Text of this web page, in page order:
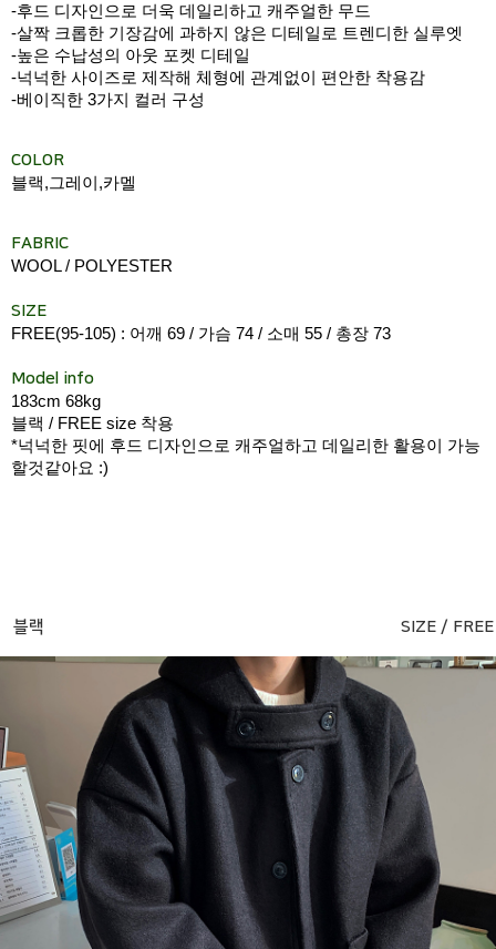
-후드 디자인으로 더욱 데일리하고 캐주얼한 무드
-살짝 크롭한 기장감에 과하지 않은 디테일로 트렌디한 실루엣
-높은 수납성의 아웃 포켓 디테일
-넉넉한 사이즈로 제작해 체형에 관계없이 편안한 착용감
-베이직한 3가지 컬러 구성
COLOR
블랙,그레이,카멜
FABRIC
WOOL / POLYESTER
SIZE
FREE(95-105) : 어깨 69 / 가슴 74 / 소매 55 / 총장 73
Model info
183cm 68kg
블랙 / FREE size 착용
*넉넉한 핏에 후드 디자인으로 캐주얼하고 데일리한 활용이 가능
할것같아요 :)
블랙 SIZE / FREE